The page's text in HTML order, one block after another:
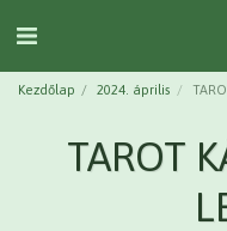
Kezdőlap 2024. április
TAROT